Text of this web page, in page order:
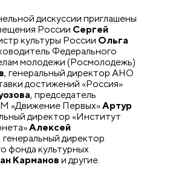
дискуссии приглашены
России Сергей
культуры России Ольга
Федерального
молодежи (Росмолодежь)
, генеральный директор АНО
достижений «Россия»
, председатель
«Движение Первых»Артур
директор «Институт
Алексей
, генеральный директор
фонда культурных
Карманов и другие.